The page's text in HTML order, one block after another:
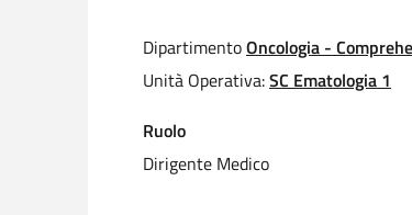
DipartimentoOncologia -
Unità Operativa:SC Ematologia 1
Ruolo
Dirigente Medico